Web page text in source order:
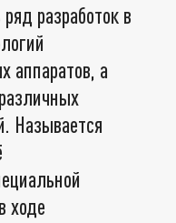
разработок в
аппаратов, а
Называется
ходе